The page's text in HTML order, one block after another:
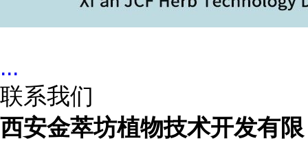
...
联系我们
西安金萃坊植物技术开发有限